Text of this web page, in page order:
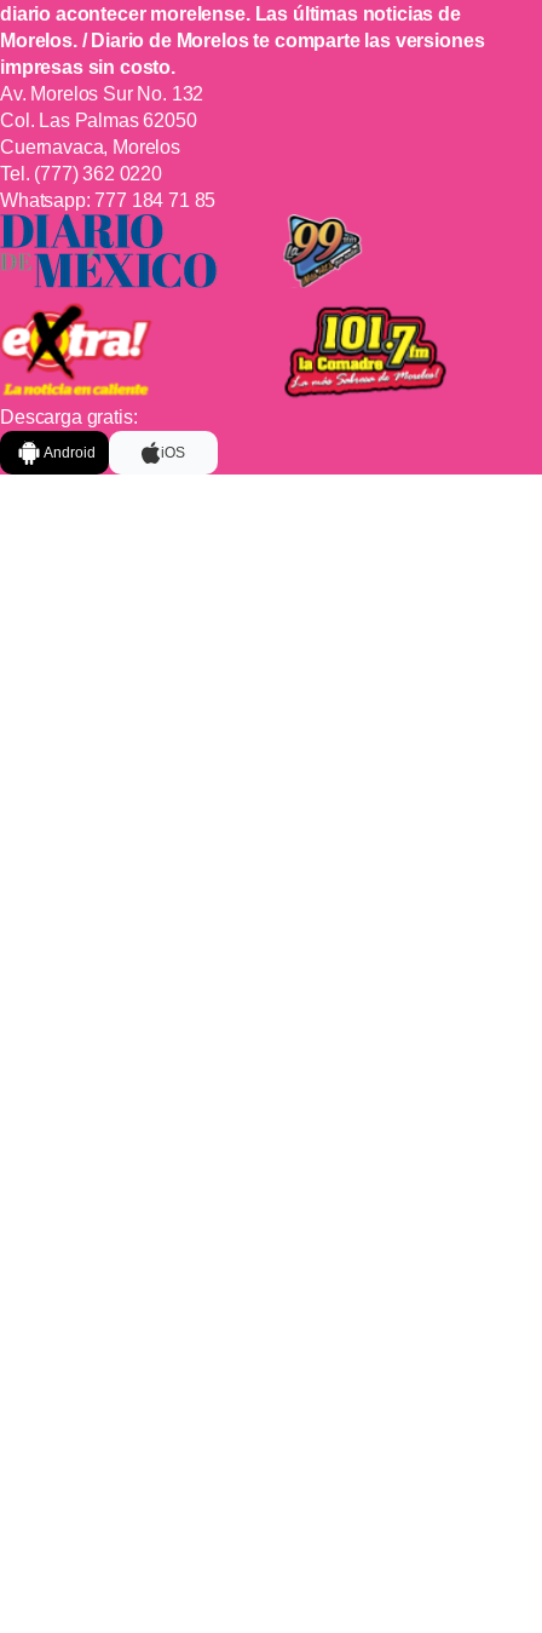
diario acontecer morelense. Las últimas noticias de
Morelos. / Diario de Morelos te comparte las versiones
impresas sin costo.
Av. Morelos Sur No. 132
Col. Las Palmas 62050
Cuernavaca, Morelos
Tel. (777) 362 0220
Whatsapp:777 184 71 85
Descarga gratis:
Android iOS